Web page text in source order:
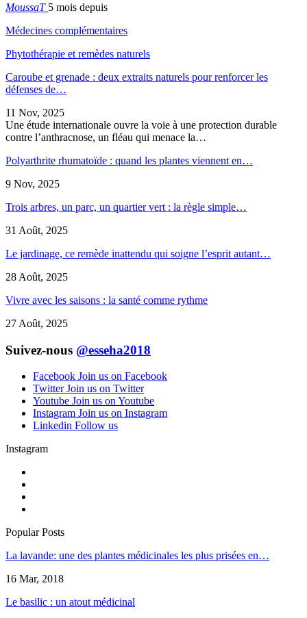
MoussaT 5 mois depuis
Médecines complémentaires
Phytothérapie et remèdes naturels
Caroube et grenade : deux extraits naturels pour renforcer les
défenses de…
11 Nov, 2025
Une étude internationale ouvre la voie à une protection durable
contre l’anthracnose, un fléau qui menace la…
Polyarthrite rhumatoïde : quand les plantes viennent en…
9 Nov, 2025
Trois arbres, un parc, un quartier vert : la règle simple…
31 Août, 2025
Le jardinage, ce remède inattendu qui soigne l’esprit autant…
28 Août, 2025
Vivre avec les saisons : la santé comme rythme
27 Août, 2025
Suivez-nous @esseha2018
Facebook Join us on Facebook
Twitter Join us on Twitter
Youtube Join us on Youtube
Instagram Join us on Instagram
Linkedin Follow us
Instagram
Popular Posts
La lavande: une des plantes médicinales les plus prisées en…
16 Mar, 2018
Le basilic : un atout médicinal